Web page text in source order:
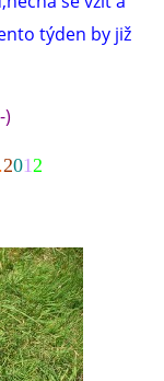
týden by již
.2012